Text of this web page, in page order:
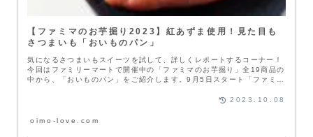
【ファミマのお芋掘り2023】紅あずま使用！見た目も
さつまいも「おいものパン」
気になるさつまいもスイーツを試して、詳しくレポートするコーナー！
今回はファミリーマートで開催中の「ファミマのお芋掘り」全19商品の
中から、「おいものパン」をご紹介します。9月5日スタート「ファミマ
oimo-love.com
2023.10.08